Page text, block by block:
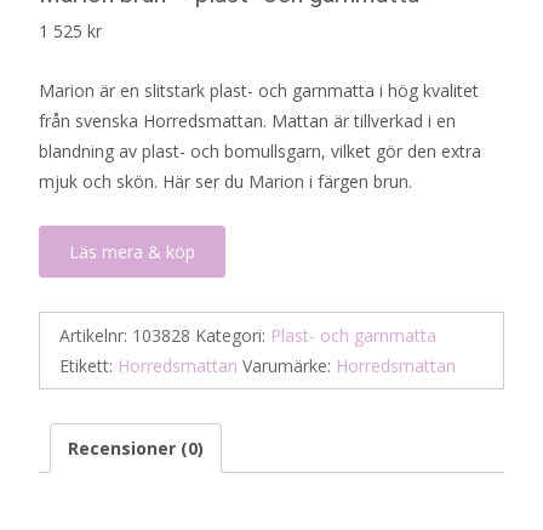
1 525 kr
Marion är en slitstark plast- och garnmatta i hög kvalitet
från svenska Horredsmattan. Mattan är tillverkad i en
blandning av plast- och bomullsgarn, vilket gör den extra
mjuk och skön. Här ser du Marion i färgen brun.
Läs mera & köp
Artikelnr: 103828 Kategori: Plast- och garnmatta
Etikett: Horredsmattan Varumärke: Horredsmattan
Recensioner (0)